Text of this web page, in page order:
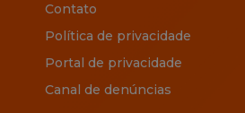
Contato
Política de privacidade
Portal de privacidade
Canal de denúncias